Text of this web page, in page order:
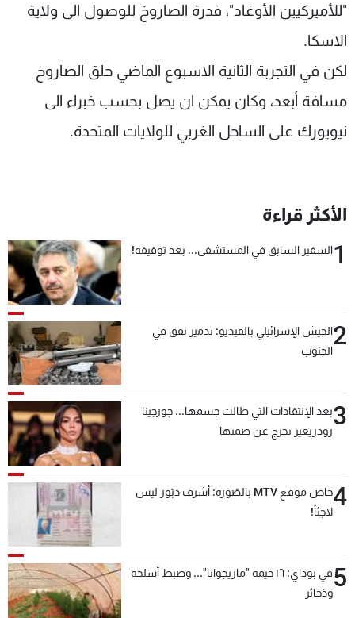
"للأميركيين الأوغاد"، قدرة الصاروخ للوصول الى ولاية
الاسكا.
لكن في التجربة الثانية الاسبوع الماضي حلق الصاروخ
مسافة أبعد، وكان يمكن ان يصل بحسب خبراء الى
نيويورك على الساحل الغربي للولايات المتحدة.
الأكثر قراءة
1السفير السابق في المستشفى... بعد توقيفه!
2الجيش الإسرائيلي بالفيديو: تدمير نفق في
الجنوب
3بعد الإنتقادات التي طالت جسمها... جورجينا
رودريغيز تخرج عن صمتها
4
خاص موقع MTV بالصّورة: أشرف دبّور ليس
لاجئاً!
5
في بوداي: ١٦ خيمة "ماريجوانا"... وضبط أسلحة
وذخائر